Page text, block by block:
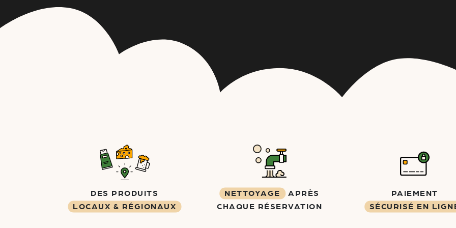
DES PRODUITS
LOCAUX & RÉGIONAUX
NETTOYAGE
APRÈS
CHAQUE RÉSERVATION
PAIEMENT
SÉCURISÉ EN